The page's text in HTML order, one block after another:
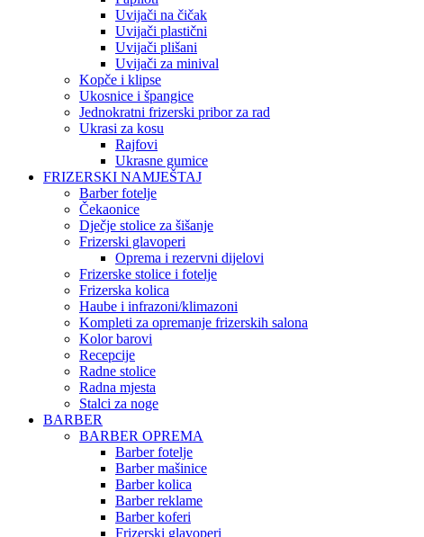
Uvijači na čičak
Uvijači plastični
Uvijači plišani
Uvijači za minival
Kopče i klipse
Ukosnice i špangice
Jednokratni frizerski pribor za rad
Ukrasi za kosu
Rajfovi
Ukrasne gumice
FRIZERSKI NAMJEŠTAJ
Barber fotelje
Čekaonice
Dječje stolice za šišanje
Frizerski glavoperi
Oprema i rezervni dijelovi
Frizerske stolice i fotelje
Frizerska kolica
Haube i infrazoni/klimazoni
Kompleti za opremanje frizerskih salona
Kolor barovi
Recepcije
Radne stolice
Radna mjesta
Stalci za noge
BARBER
BARBER OPREMA
Barber fotelje
Barber mašinice
Barber kolica
Barber reklame
Barber koferi
Frizerski glavoperi